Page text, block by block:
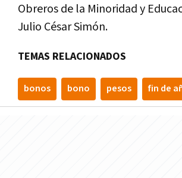
Obreros de la Minoridad y
Julio César Simón.
TEMAS RELACIONADOS
bonos bono pesos fin de